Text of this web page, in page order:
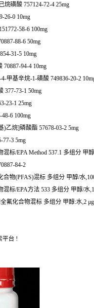
烷磺酸 757124-72-4 25mg
26-0 10mg
58-6 100mg
88-6 50mg
31-5 10mg
70887-94-4 10mg
甲基辛烷-1-磺酸 749836-20-2
377-73-1 50mg
23-1 25mg
6 100mg
)乙烷]磷酸酯 57678-03-2 5mg
77-3 5mg
标/EPA Method 537.1 多组分 甲
84-2
物(PFAS)混标 多组分 甲醇/水
标/EPA方法 533 多组分 甲醇/水
氟化合物混标 多组分 甲醇:水,2
平台 !